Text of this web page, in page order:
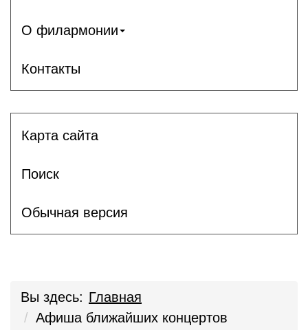
О филармонии
Контакты
Карта сайта
Поиск
Обычная версия
Вы здесь: Главная
Афиша ближайших концертов